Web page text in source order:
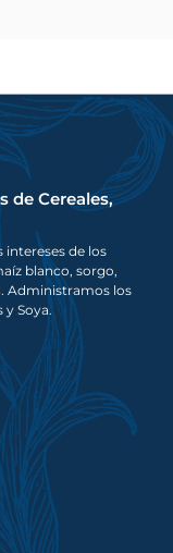
de Cereales,
intereses de los
blanco, sorgo,
Administramos los
y Soya.